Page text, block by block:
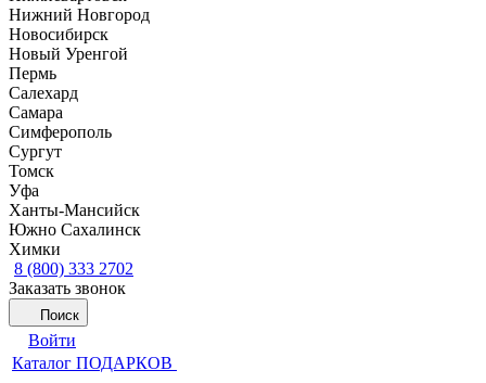
Нижний Новгород
Новосибирск
Новый Уренгой
Пермь
Салехард
Самара
Симферополь
Сургут
Томск
Уфа
Ханты-Мансийск
Южно Сахалинск
Химки
8 (800) 333 2702
Заказать звонок
Поиск
Войти
Каталог ПОДАРКОВ